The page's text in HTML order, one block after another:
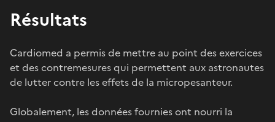
Résultats
Cardiomed a permis de mettre au point des exercices
et des contremesures qui permettent aux astronautes
de lutter contre les effets de la micropesanteur.
Globalement, les données fournies ont nourri la